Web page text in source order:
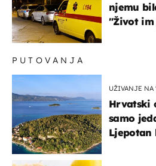
njemu
"Život im
PUTOVANJA
UŽIVANJE NA
Hrvatski
samo